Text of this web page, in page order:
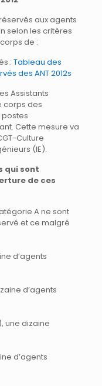
aux agents
selon les critères
de :
: Tableau des
des ANT 2012s
Assistants
corps des
postes
Cette mesure va
Culture
(IE).
qui sont
de ces
A ne sont
et ce malgré
d’agents
d’agents
une dizaine
d’agents